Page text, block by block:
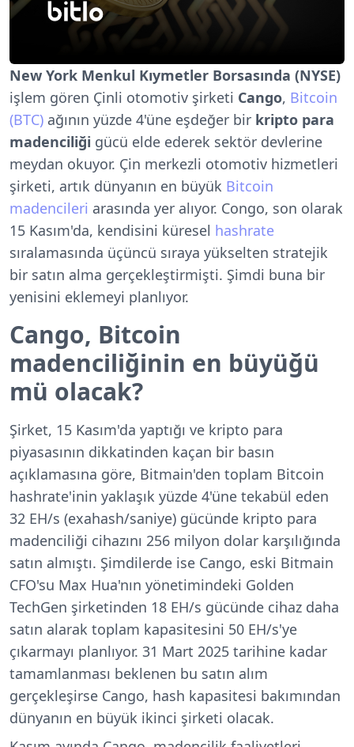
New York Menkul Kıymetler Borsasında (NYSE)
işlem gören Çinli otomotiv şirketi Cango, Bitcoin
(BTC) ağının yüzde 4'üne eşdeğer bir kripto para
madenciliği gücü elde ederek sektör devlerine
meydan okuyor. Çin merkezli otomotiv hizmetleri
şirketi, artık dünyanın en büyük Bitcoin
madencileri arasında yer alıyor. Congo, son olarak
15 Kasım'da, kendisini küresel hashrate
sıralamasında üçüncü sıraya yükselten stratejik
bir satın alma gerçekleştirmişti. Şimdi buna bir
yenisini eklemeyi planlıyor.
Cango, Bitcoin
madenciliğinin en büyüğü
mü olacak?
Şirket, 15 Kasım'da yaptığı ve kripto para
piyasasının dikkatinden kaçan bir basın
açıklamasına göre, Bitmain'den toplam Bitcoin
hashrate'inin yaklaşık yüzde 4'üne tekabül eden
32 EH/s (exahash/saniye) gücünde kripto para
madenciliği cihazını 256 milyon dolar karşılığında
satın almıştı. Şimdilerde ise Cango, eski Bitmain
CFO'su Max Hua'nın yönetimindeki Golden
TechGen şirketinden 18 EH/s gücünde cihaz daha
satın alarak toplam kapasitesini 50 EH/s'ye
çıkarmayı planlıyor. 31 Mart 2025 tarihine kadar
tamamlanması beklenen bu satın alım
gerçekleşirse Cango, hash kapasitesi bakımından
dünyanın en büyük ikinci şirketi olacak.